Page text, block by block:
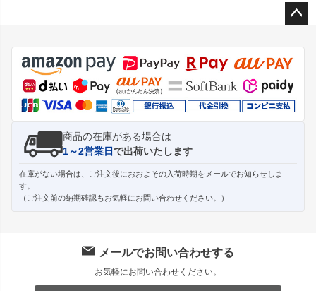
ジト
ップ
へ
商品の在庫がある場合は
1～2営業日で出荷いたします
在庫がない場合は、ご注文後におおよその入荷時期をメールでお知らせしま
す。
（ご注文前の納期確認もお気軽にお問い合わせください。）
メールでお問い合わせする
お気軽にお問い合わせください。